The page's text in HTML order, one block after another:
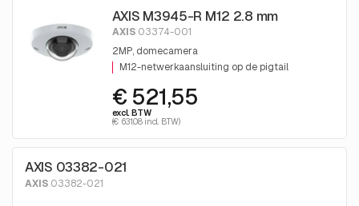
AXIS M3945-R M12 2.8 mm
AXIS 03374-001
2MP, domecamera
M12-netwerkaansluiting op de pigtail
€ 521,55
excl. BTW
(€ 631.08 incl. BTW)
AXIS 03382-021
AXIS 03382-021